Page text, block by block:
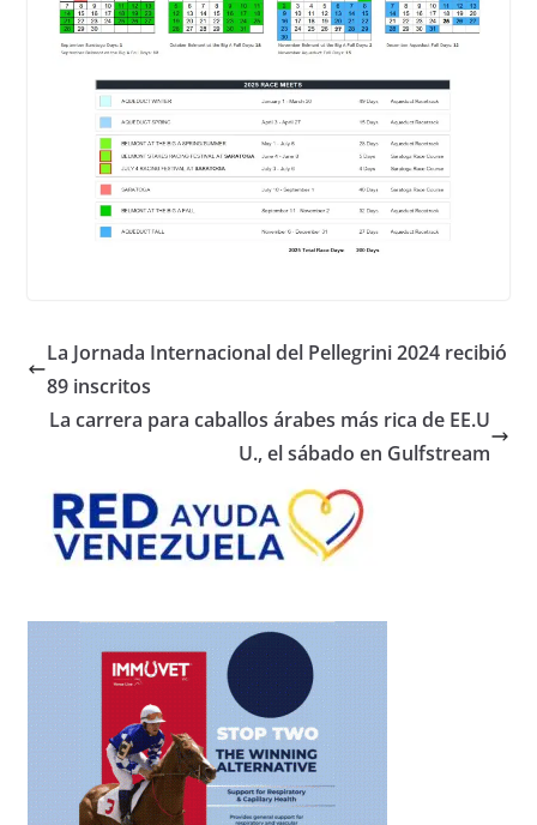
La Jornada Internacional del Pellegrini 2024 recibió
89 inscritos
La carrera para caballos árabes más rica de EE.U
U., el sábado en Gulfstream